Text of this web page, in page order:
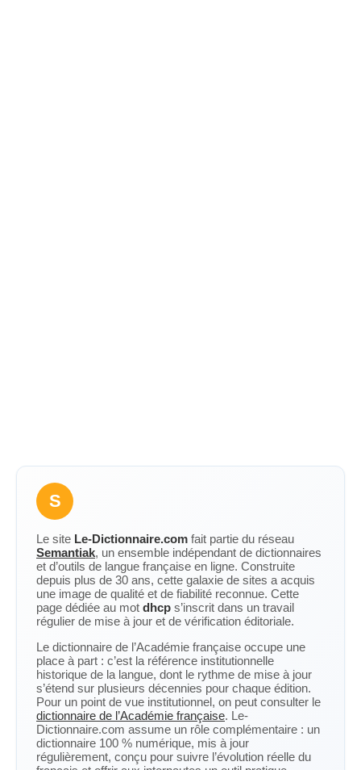
S
Le site Le-Dictionnaire.com fait partie du réseau
Semantiak, un ensemble indépendant de dictionnaires
et d’outils de langue française en ligne. Construite
depuis plus de 30 ans, cette galaxie de sites a acquis
une image de qualité et de fiabilité reconnue. Cette
page dédiée au mot dhcp s’inscrit dans un travail
régulier de mise à jour et de vérification éditoriale.
Le dictionnaire de l’Académie française occupe une
place à part : c’est la référence institutionnelle
historique de la langue, dont le rythme de mise à jour
s’étend sur plusieurs décennies pour chaque édition.
Pour un point de vue institutionnel, on peut consulter le
dictionnaire de l’Académie française. Le-
Dictionnaire.com assume un rôle complémentaire : un
dictionnaire 100 % numérique, mis à jour
régulièrement, conçu pour suivre l’évolution réelle du